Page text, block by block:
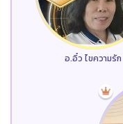
อ.อิ๋ว ไขความรัก